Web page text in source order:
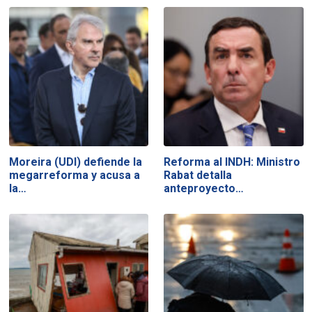
Moreira (UDI) defiende la
megarreforma y acusa a
la…
Reforma al INDH: Ministro
Rabat detalla
anteproyecto…